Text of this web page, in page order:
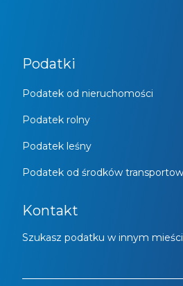
Podatki
Podatek od nieruchomości
Podatek rolny
Podatek leśny
Podatek od środków
Kontakt
Szukasz podatku w innym